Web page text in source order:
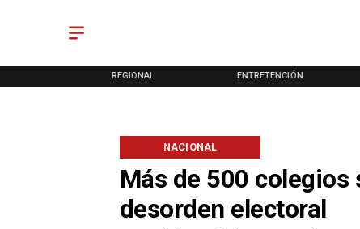
REGIONAL ENTRETENCIÓN
Más de 500
desorden electoral
NACIONAL